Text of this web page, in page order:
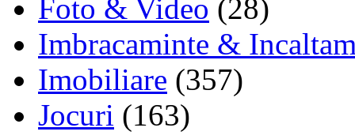
Foto & Video (28)
Imbracaminte &
Imobiliare (357)
Jocuri (163)